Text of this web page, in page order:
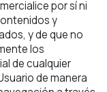
por sí ni
y
y de que no
los
de cualquier
de manera